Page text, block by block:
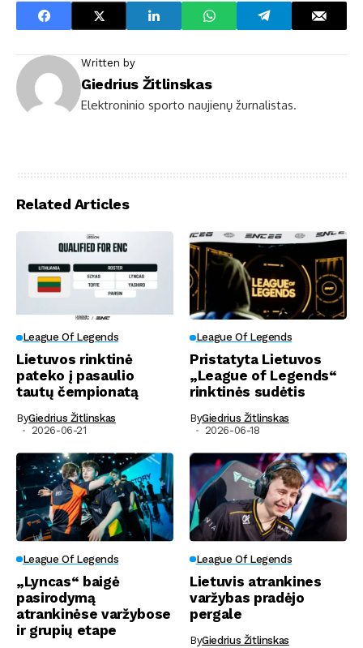
Written by
Giedrius Žitlinskas
Elektroninio sporto naujienų žurnalistas.
Related Articles
League Of Legends
Lietuvos rinktinė
pateko į pasaulio
tautų čempionatą
ByGiedrius Žitlinskas
2026-06-21
League Of Legends
Pristatyta Lietuvos
„League of Legends“
rinktinės sudėtis
ByGiedrius Žitlinskas
2026-06-18
League Of Legends
„Lyncas“ baigė
pasirodymą
atrankinėse varžybose
ir grupių etape
League Of Legends
Lietuvis atrankines
varžybas pradėjo
pergale
ByGiedrius Žitlinskas